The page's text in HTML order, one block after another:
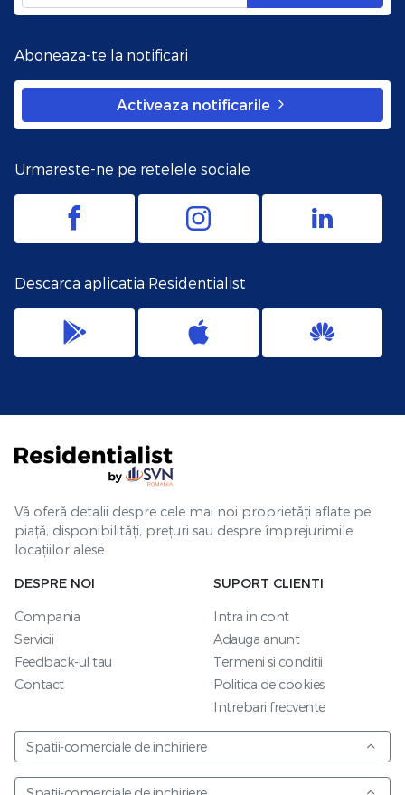
Aboneaza-te la notificari
Activeaza notificarile
Urmareste-ne pe retelele sociale
Descarca aplicatia Residentialist
Vă oferă detalii despre cele mai noi proprietăți aflate pe
piață, disponibilități, prețuri sau despre împrejurimile
locațiilor alese.
DESPRE NOI
Compania
Servicii
Feedback-ul tau
Contact
SUPORT CLIENTI
Intra in cont
Adauga anunt
Termeni si conditii
Politica de cookies
Intrebari frecvente
Spatii-comerciale de inchiriere